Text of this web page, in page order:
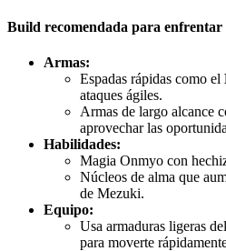
Build recomendada para
Armas:
Espadas rápidas como el
ataques ágiles.
Armas de largo alcance
aprovechar las
Habilidades:
Magia Onmyo con
Núcleos de alma que
de Mezuki.
Equipo:
Usa armaduras ligeras
para moverte